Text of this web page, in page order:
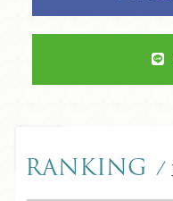
RANKING /